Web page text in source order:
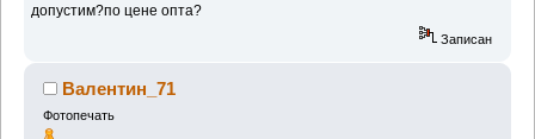
допустим?по цене опта?
Записан
Валентин_71
Фотопечать